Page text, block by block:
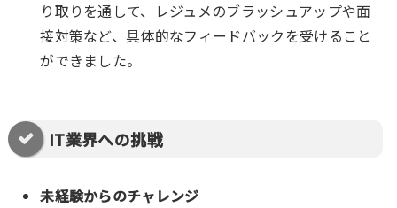
り取りを通して、レジュメのブラッシュアップや面
接対策など、具体的なフィードバックを受けること
ができました。
IT業界への挑戦
未経験からのチャレンジ